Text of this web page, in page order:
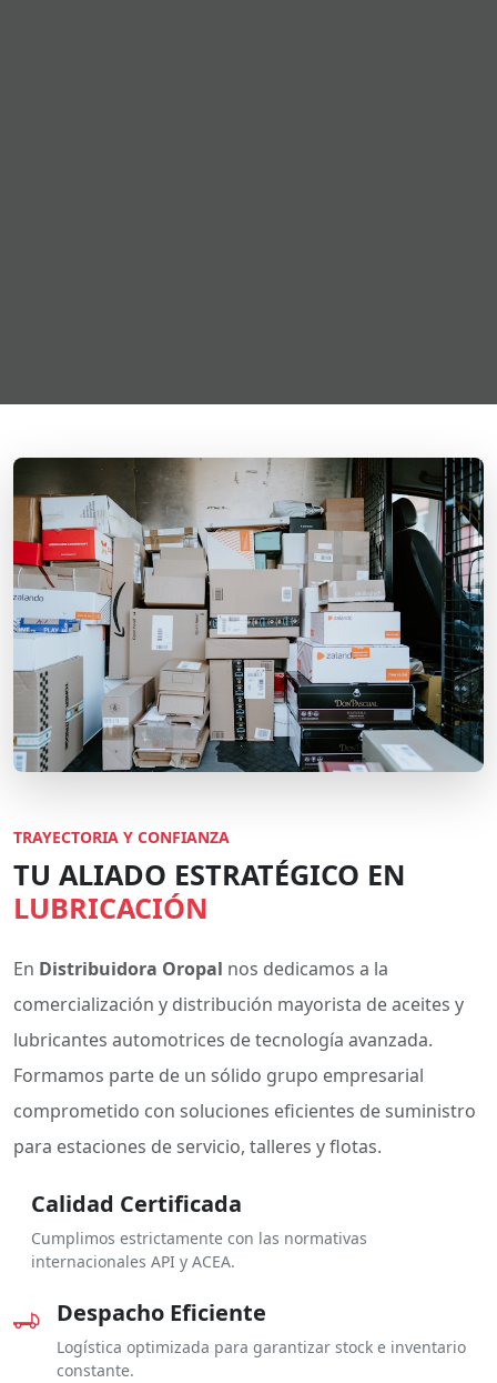
TRAYECTORIA Y CONFIANZA
TU ALIADO ESTRATÉGICO EN
LUBRICACIÓN
En Distribuidora Oropal nos dedicamos a la
comercialización y distribución mayorista de aceites y
lubricantes automotrices de tecnología avanzada.
Formamos parte de un sólido grupo empresarial
comprometido con soluciones eficientes de suministro
para estaciones de servicio, talleres y flotas.
Calidad Certificada
Cumplimos estrictamente con las normativas
internacionales API y ACEA.
Despacho Eficiente
Logística optimizada para garantizar stock e inventario
constante.